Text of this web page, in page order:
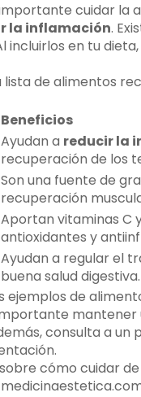
cuidar la
la inflamación.
en tu
de alimentos
Beneficios
Ayudan a reducir la
recuperación de los
Son una fuente de
recuperación
Aportan vitaminas C
antioxidantes y
Ayudan a regular el
buena salud digestiva.
ejemplos de
consulta a un
cómo cuidar